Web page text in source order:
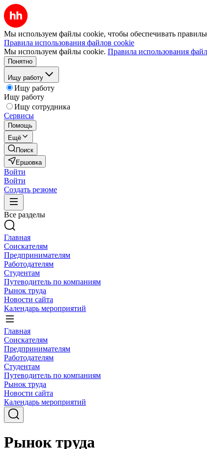
Мы используем файлы cookie, чтобы обеспечивать
Правила использования файлов cookie
Мы используем файлы cookie. Правила использования
Понятно
Ищу работу
Ищу работу
Ищу работу
Ищу сотрудника
Сервисы
Помощь
Ещё
Поиск
Ершовка
Войти
Войти
Создать резюме
Все разделы
Главная
Соискателям
Предпринимателям
Работодателям
Студентам
Путеводитель по компаниям
Рынок труда
Новости сайта
Календарь мероприятий
Главная
Соискателям
Предпринимателям
Работодателям
Студентам
Путеводитель по компаниям
Рынок труда
Новости сайта
Календарь мероприятий
Рынок труда